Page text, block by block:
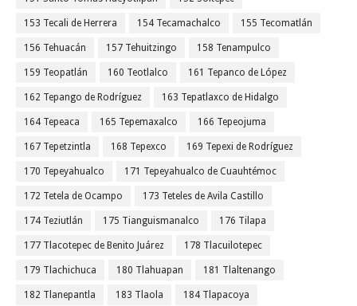
153 Tecali de Herrera 154 Tecamachalco 155 Tecomatlán
156 Tehuacán 157 Tehuitzingo 158 Tenampulco
159 Teopatlán 160 Teotlalco 161 Tepanco de López
162 Tepango de Rodríguez 163 Tepatlaxco de Hidalgo
164 Tepeaca 165 Tepemaxalco 166 Tepeojuma
167 Tepetzintla 168 Tepexco 169 Tepexi de Rodríguez
170 Tepeyahualco 171 Tepeyahualco de Cuauhtémoc
172 Tetela de Ocampo 173 Teteles de Avila Castillo
174 Teziutlán 175 Tianguismanalco 176 Tilapa
177 Tlacotepec de Benito Juárez 178 Tlacuilotepec
179 Tlachichuca 180 Tlahuapan 181 Tlaltenango
182 Tlanepantla 183 Tlaola 184 Tlapacoya